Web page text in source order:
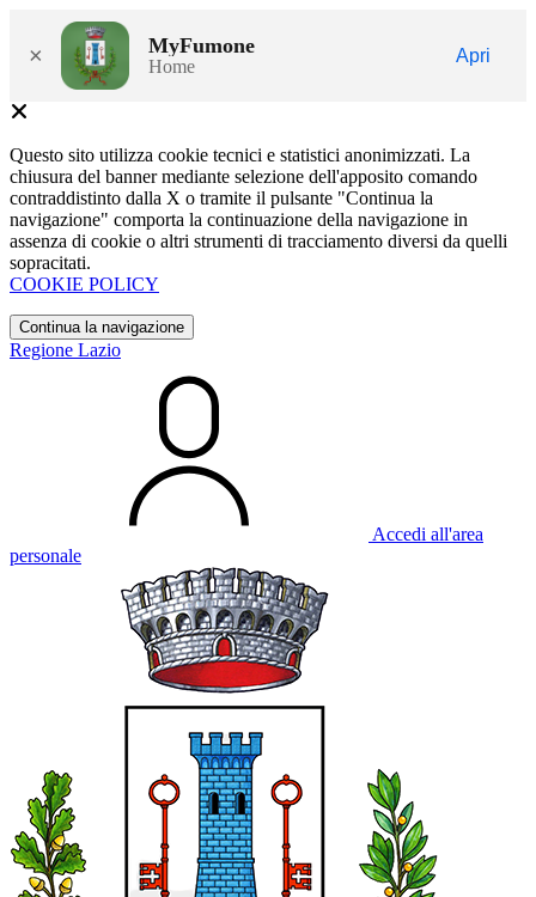
× MyFumone
Home
Apri
Questo sito utilizza cookie tecnici e statistici anonimizzati. La
chiusura del banner mediante selezione dell'apposito comando
contraddistinto dalla X o tramite il pulsante "Continua la
navigazione" comporta la continuazione della navigazione in
assenza di cookie o altri strumenti di tracciamento diversi da quelli
sopracitati.
COOKIE POLICY
Continua la navigazione
Regione Lazio
Accedi all'area
personale